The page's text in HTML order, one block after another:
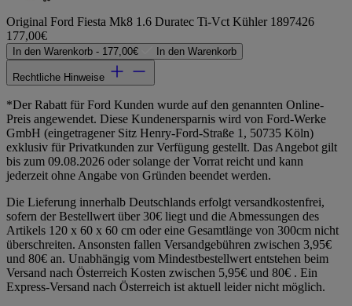
Original Ford Fiesta Mk8 1.6 Duratec Ti-Vct Kühler 1897426
177,00€
In den Warenkorb - 177,00€ In den Warenkorb
Rechtliche Hinweise
*Der Rabatt für Ford Kunden wurde auf den genannten Online-
Preis angewendet. Diese Kundenersparnis wird von Ford-Werke
GmbH (eingetragener Sitz Henry-Ford-Straße 1, 50735 Köln)
exklusiv für Privatkunden zur Verfügung gestellt. Das Angebot gilt
bis zum 09.08.2026 oder solange der Vorrat reicht und kann
jederzeit ohne Angabe von Gründen beendet werden.
Die Lieferung innerhalb Deutschlands erfolgt versandkostenfrei,
sofern der Bestellwert über 30€ liegt und die Abmessungen des
Artikels 120 x 60 x 60 cm oder eine Gesamtlänge von 300cm nicht
überschreiten. Ansonsten fallen Versandgebühren zwischen 3,95€
und 80€ an. Unabhängig vom Mindestbestellwert entstehen beim
Versand nach Österreich Kosten zwischen 5,95€ und 80€ . Ein
Express-Versand nach Österreich ist aktuell leider nicht möglich.